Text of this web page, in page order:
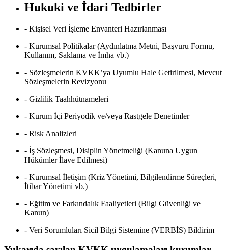
Hukuki ve İdari Tedbirler
- Kişisel Veri İşleme Envanteri Hazırlanması
- Kurumsal Politikalar (Aydınlatma Metni, Başvuru Formu,
Kullanım, Saklama ve İmha vb.)
- Sözleşmelerin KVKK’ya Uyumlu Hale Getirilmesi, Mevcut
Sözleşmelerin Revizyonu
- Gizlilik Taahhütnameleri
- Kurum İçi Periyodik ve/veya Rastgele Denetimler
- Risk Analizleri
- İş Sözleşmesi, Disiplin Yönetmeliği (Kanuna Uygun
Hükümler İlave Edilmesi)
- Kurumsal İletişim (Kriz Yönetimi, Bilgilendirme Süreçleri,
İtibar Yönetimi vb.)
- Eğitim ve Farkındalık Faaliyetleri (Bilgi Güvenliği ve
Kanun)
- Veri Sorumluları Sicil Bilgi Sistemine (VERBİS) Bildirim